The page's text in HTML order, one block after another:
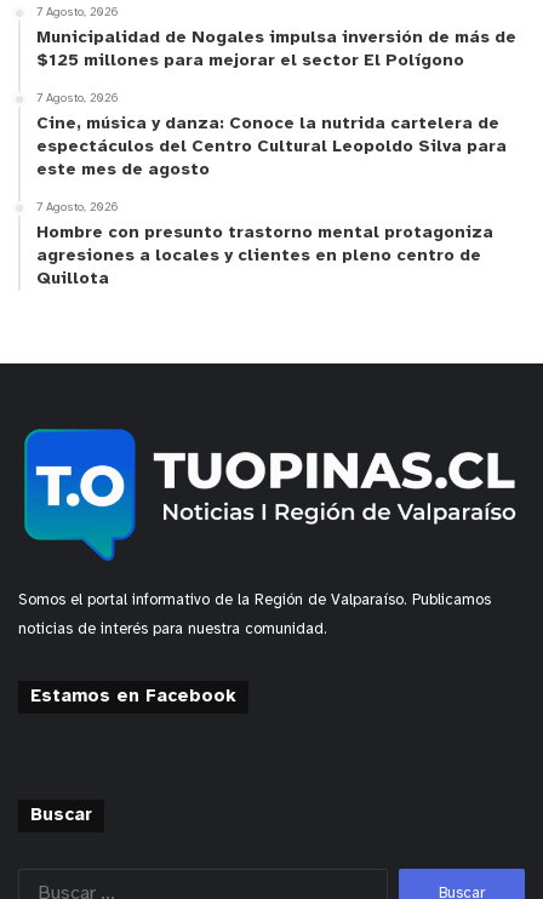
la reunión, señalando que hubo “una presentación
de antecedentes, de intercambiar ideas, reforzar
el compromiso que tenemos todas las
instituciones acá por hacer una causa común, por
cumplir con un objetivo que nos une, en el sentido
de actos que atenten contra la tranquilidad de
nuestros vecinos y nuestras vecinas”.
Pública en los barrios, con participación de sus
respectivos equipos técnicos, además de
Carabineros, PDI y el programa “Quillota Te Cuida”,
con el objetivo de entregar valiosa información
de los vecinos, de manera directa. Estas acciones
han permitido focalizar recursos, generar rondas
incivilidades.
7 Agosto, 2026
Municipalidad de Nogales impulsa inversión de más de
$125 millones para mejorar el sector El Polígono
7 Agosto, 2026
Cine, música y danza: Conoce la nutrida cartelera de
espectáculos del Centro Cultural Leopoldo Silva para
este mes de agosto
7 Agosto, 2026
Hombre con presunto trastorno mental protagoniza
agresiones a locales y clientes en pleno centro de
Quillota
Somos el portal informativo de la Región de Valparaíso. Publicamos
noticias de interés para nuestra comunidad.
Estamos en Facebook
Buscar